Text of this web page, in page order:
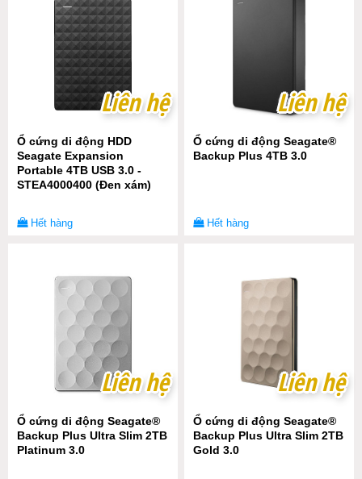
Liên hệ
Liên hệ
Ổ cứng di động HDD
Seagate Expansion
Portable 4TB USB 3.0 -
STEA4000400 (Đen xám)
Hết hàng
Liên hệ
Liên hệ
Ổ cứng di động Seagate®
Backup Plus 4TB 3.0
Hết hàng
Liên hệ
Liên hệ
Ổ cứng di động Seagate®
Backup Plus Ultra Slim 2TB
Platinum 3.0
Liên hệ
Liên hệ
Ổ cứng di động Seagate®
Backup Plus Ultra Slim 2TB
Gold 3.0